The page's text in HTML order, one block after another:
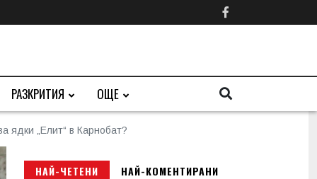
РАЗКРИТИЯ ОЩЕ
ядки „Елит“ в Карнобат?
НАЙ-ЧЕТЕНИ НАЙ-КОМЕНТИРАНИ